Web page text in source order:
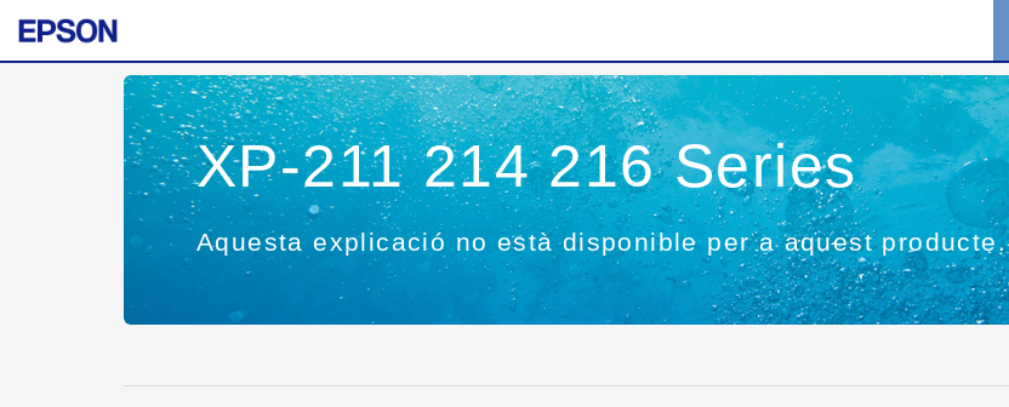
XP-211 214 216 Series
Aquesta explicació no està disponible per a aquest producte.